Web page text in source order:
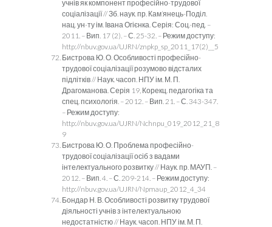
учнів як компонент професійно-трудової
соціалізації // Зб. наук. пр. Кам’янець-Поділ.
нац. ун-ту ім. Івана Огієнка. Серія: Соц.-пед. –
2011. – Вип. 17 (2). – С. 25-32. – Режим доступу:
http://nbuv.gov.ua/UJRN/znpkp_sp_2011_17(2)__5
Бистрова Ю. О. Особливості професійно-
трудової соціалізації розумово відсталих
підлітків // Наук. часоп. НПУ ім. М. П.
Драгоманова. Серія 19, Корекц. педагогіка та
спец. психологія. – 2012. – Вип. 21. – С. 343-347.
– Режим доступу:
http://nbuv.gov.ua/UJRN/Nchnpu_019_2012_21_8
9
Бистрова Ю. О. Проблема професійно-
трудової соціалізації осіб з вадами
інтелектуального розвитку // Наук. пр. МАУП. –
2012. – Вип. 4. – С. 209-214. – Режим доступу:
http://nbuv.gov.ua/UJRN/Npmaup_2012_4_34
Бондар Н. В. Особливості розвитку трудової
діяльності учнів з інтелектуальною
недостатністю // Наук. часоп. НПУ ім. М. П.